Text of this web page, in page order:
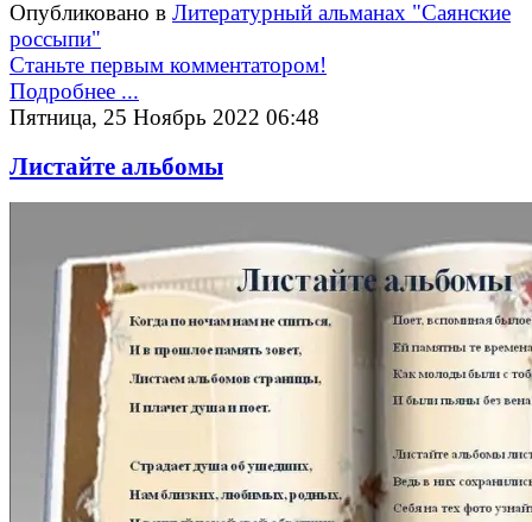
Опубликовано в Литературный альманах "Саянские
россыпи"
Станьте первым комментатором!
Подробнее ...
Пятница, 25 Ноябрь 2022 06:48
Листайте альбомы